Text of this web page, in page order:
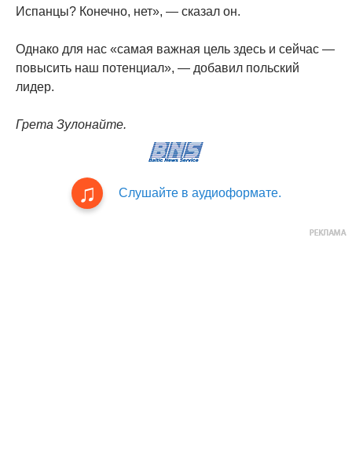
Испанцы? Конечно, нет», — сказал он.
Однако для нас «самая важная цель здесь и сейчас —
повысить наш потенциал», — добавил польский
лидер.
Грета Зулонайте.
Слушайте в аудиоформате.